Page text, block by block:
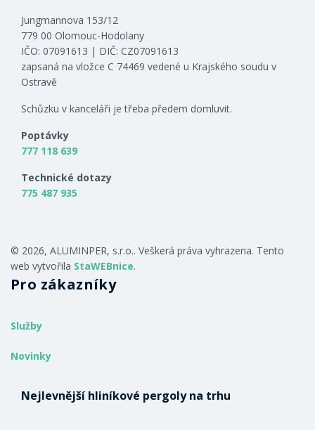
Jungmannova 153/12
779 00 Olomouc-Hodolany
IČO: 07091613 | DIČ: CZ07091613
zapsaná na vložce C 74469 vedené u Krajského soudu v
Ostravě
Schůzku v kanceláři je třeba předem domluvit.
Poptávky
777 118 639
Technické dotazy
775 487 935
© 2026, ALUMINPER, s.r.o.. Veškerá práva vyhrazena. Tento
web vytvořila StaWEBnice.
Pro zákazníky
Služby
Novinky
Nejlevnější hliníkové pergoly na trhu